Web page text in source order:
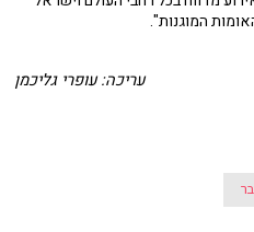
המוגנות".
עריכה: עופרי גליכמן